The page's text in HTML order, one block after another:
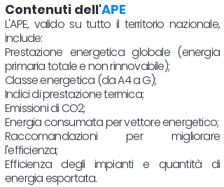
Contenuti dell'APE
L'APE, valido su tutto il territorio nazionale,
include:
Prestazione energetica globale (energia
primaria totale e non rinnovabile);
Classe energetica (da A4 a G);
Indici di prestazione termica;
Emissioni di CO2;
Energia consumata per vettore energetico;
Raccomandazioni per migliorare
l'efficienza;
Efficienza degli impianti e quantità di
energia esportata.